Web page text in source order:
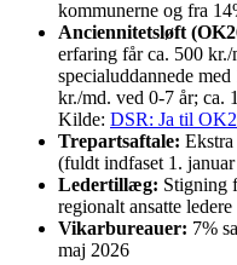
kommunerne og fra
Anciennitetsløft
erfaring får ca. 500
specialuddannede
kr./md. ved 0-7 år; ca.
Kilde: DSR: Ja til
Trepartsaftale:
(fuldt indfaset 1.
Ledertillæg: Stigning
regionalt ansatte ledere
Vikarbureauer: 7%
maj 2026